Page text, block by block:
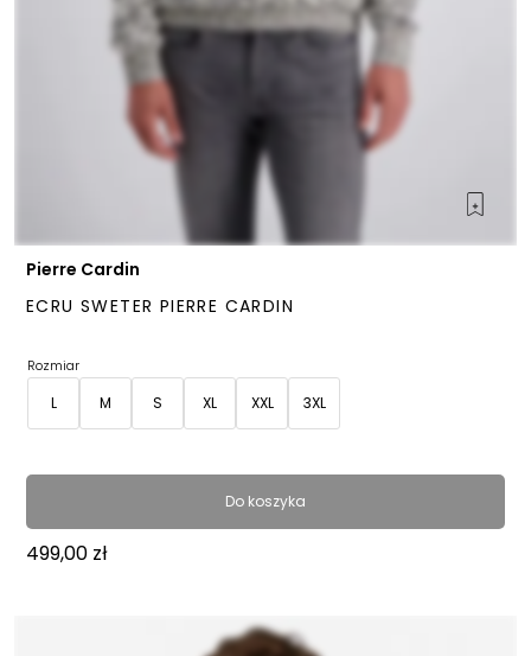
Pierre Cardin
ECRU SWETER PIERRE CARDIN
Rozmiar
L M S XL XXL 3XL
Do koszyka
499,00 zł